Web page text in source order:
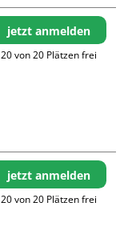
jetzt anmelden
20 von 20 Plätzen frei
jetzt anmelden
20 von 20 Plätzen frei